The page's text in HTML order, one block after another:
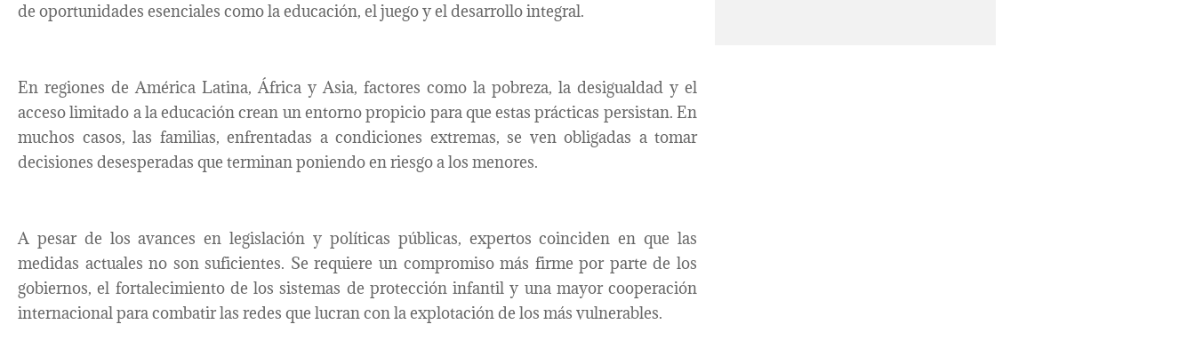
de oportunidades esenciales como la educación, el juego y el desarrollo integral.
En regiones de América Latina, África y Asia, factores como la pobreza, la desigualdad y el
acceso limitado a la educación crean un entorno propicio para que estas prácticas persistan. En
muchos casos, las familias, enfrentadas a condiciones extremas, se ven obligadas a tomar
decisiones desesperadas que terminan poniendo en riesgo a los menores.
A pesar de los avances en legislación y políticas públicas, expertos coinciden en que las
medidas actuales no son suficientes. Se requiere un compromiso más firme por parte de los
gobiernos, el fortalecimiento de los sistemas de protección infantil y una mayor cooperación
internacional para combatir las redes que lucran con la explotación de los más vulnerables.